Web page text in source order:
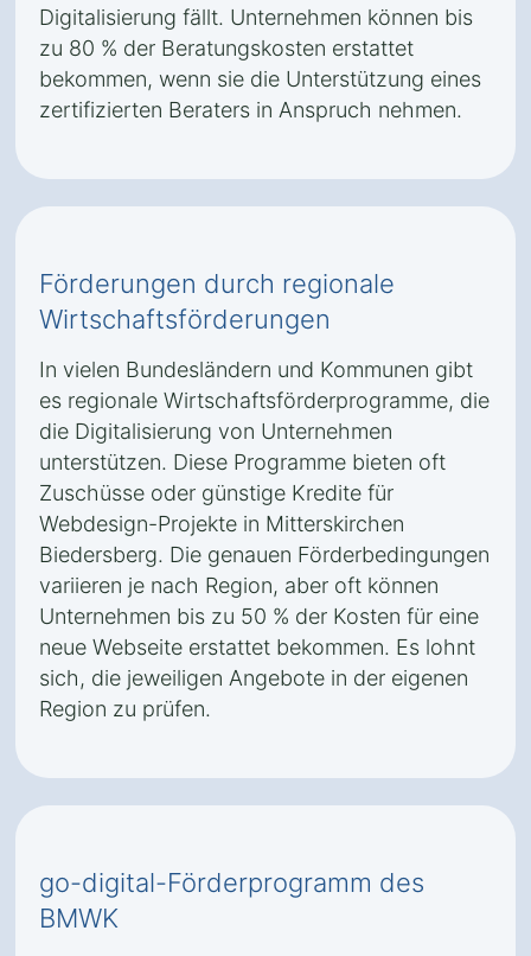
Digitalisierung fällt. Unternehmen können bis
zu 80 % der Beratungskosten erstattet
bekommen, wenn sie die Unterstützung eines
zertifizierten Beraters in Anspruch nehmen.
Förderungen durch regionale
Wirtschaftsförderungen
In vielen Bundesländern und Kommunen gibt
es regionale Wirtschaftsförderprogramme, die
die Digitalisierung von Unternehmen
unterstützen. Diese Programme bieten oft
Zuschüsse oder günstige Kredite für
Webdesign-Projekte in Mitterskirchen
Biedersberg. Die genauen Förderbedingungen
variieren je nach Region, aber oft können
Unternehmen bis zu 50 % der Kosten für eine
neue Webseite erstattet bekommen. Es lohnt
sich, die jeweiligen Angebote in der eigenen
Region zu prüfen.
go-digital-Förderprogramm des
BMWK